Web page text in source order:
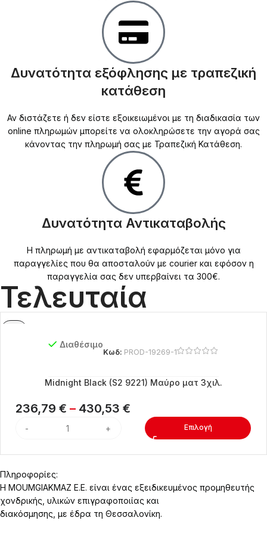
Δυνατότητα εξόφλησης με τραπεζική
κατάθεση
Αν διστάζετε ή δεν είστε εξοικειωμένοι με τη διαδικασία των
online πληρωμών μπορείτε να ολοκληρώσετε την αγορά σας
κάνοντας την πληρωμή σας με Τραπεζική Κατάθεση.
Δυνατότητα Αντικαταβολής
Η πληρωμή με αντικαταβολή εφαρμόζεται μόνο για
παραγγελίες που θα αποσταλούν με courier και εφόσον η
παραγγελία σας δεν υπερβαίνει τα 300€.
Τελευταία
Διαθέσιμο
Κωδ: PROD-19269-1
Midnight Black (S2 9221) Μαύρο ματ 3χιλ.
236,79 € – 430,53 €
Επιλογή
Πληροφορίες:
Η MOUMGIAKMAZ E.E. είναι ένας εξειδικευμένος προμηθευτής
χονδρικής, υλικών επιγραφοποιίας και
διακόσμησης, με έδρα τη Θεσσαλονίκη.